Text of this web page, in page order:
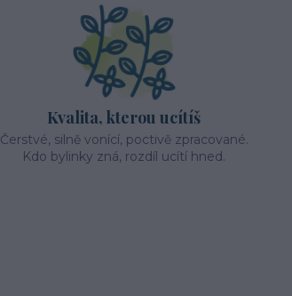
Kvalita, kterou ucítíš
Čerstvé, silně vonící, poctivě zpracované.
Kdo bylinky zná, rozdíl ucítí hned.